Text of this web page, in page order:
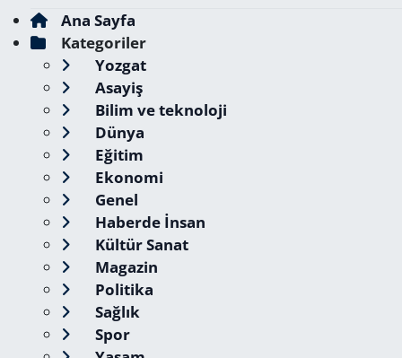
Ana Sayfa
Kategoriler
Yozgat
Asayiş
Bilim ve teknoloji
Dünya
Eğitim
Ekonomi
Genel
Haberde İnsan
Kültür Sanat
Magazin
Politika
Sağlık
Spor